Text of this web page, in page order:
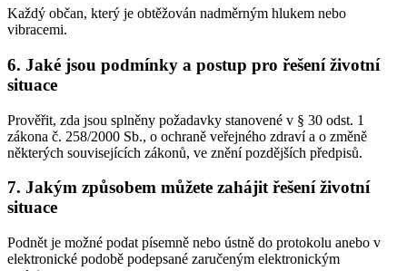
Každý občan, který je obtěžován nadměrným hlukem nebo
vibracemi.
6. Jaké jsou podmínky a postup pro řešení životní
situace
Prověřit, zda jsou splněny požadavky stanovené v § 30 odst. 1
zákona č. 258/2000 Sb., o ochraně veřejného zdraví a o změně
některých souvisejících zákonů, ve znění pozdějších předpisů.
7. Jakým způsobem můžete zahájit řešení životní
situace
Podnět je možné podat písemně nebo ústně do protokolu anebo v
elektronické podobě podepsané zaručeným elektronickým